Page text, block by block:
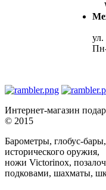
Интернет-магазин
© 2015
Барометры, глобус-
исторического оружия,
ножи Victorinox,
подковами, шахматы,